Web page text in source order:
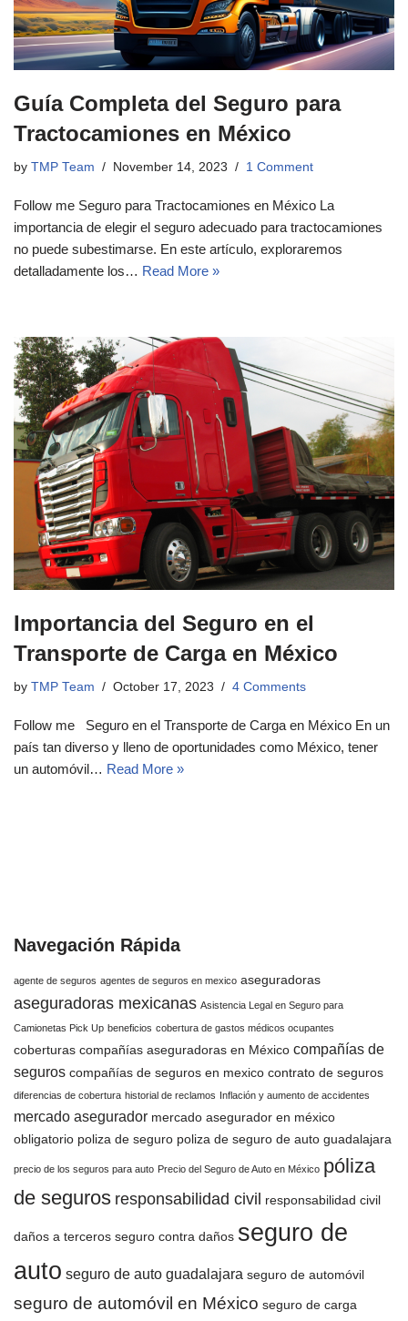
Guía Completa del Seguro para
Tractocamiones en México
by TMP Team November 14, 2023 1 Comment
Follow me Seguro para Tractocamiones en México La
importancia de elegir el seguro adecuado para tractocamiones
no puede subestimarse. En este artículo, exploraremos
detalladamente los… Read More »
Importancia del Seguro en el
Transporte de Carga en México
by TMP Team October 17, 2023 4 Comments
Follow me Seguro en el Transporte de Carga en México En un
país tan diverso y lleno de oportunidades como México, tener
un automóvil… Read More »
Navegación Rápida
agente de seguros agentes de seguros en mexico aseguradoras
aseguradoras mexicanas Asistencia Legal en Seguro para
Camionetas Pick Up beneficios cobertura de gastos médicos ocupantes
coberturas compañías aseguradoras en México compañías de
seguros compañías de seguros en mexico contrato de seguros
diferencias de cobertura historial de reclamos Inflación y aumento de accidentes
mercado asegurador mercado asegurador en méxico
obligatorio poliza de seguro poliza de seguro de auto guadalajara
precio de los seguros para auto Precio del Seguro de Auto en México póliza
de seguros responsabilidad civil responsabilidad civil
daños a terceros seguro contra daños seguro de
auto seguro de auto guadalajara seguro de automóvil
seguro de automóvil en México seguro de carga